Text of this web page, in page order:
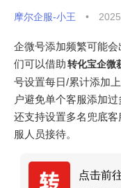
摩尔企服-小王 •
企微号添加频繁可能会
们可以借助转化宝企微
号设置每日/累计添加
户避免单个客服添加
还支持设置多名兜底
服人员接待。
点击前